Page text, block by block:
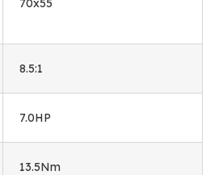
70x55
8.5:1
7.0HP
13.5Nm